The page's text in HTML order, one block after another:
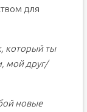
для
который ты
мой друг/
новые